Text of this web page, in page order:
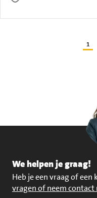
1
We helpen je graag!
Heb je een vraag of een
vragen of neem contact